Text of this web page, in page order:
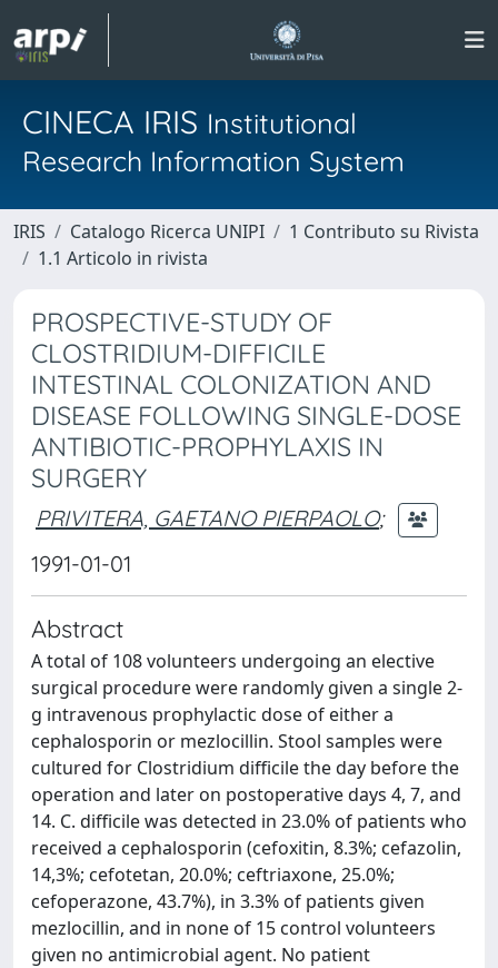
CINECA IRIS Institutional
Research Information System
IRIS Catalogo Ricerca UNIPI
1 Contributo su Rivista
1.1 Articolo in rivista
PROSPECTIVE-STUDY OF
CLOSTRIDIUM-DIFFICILE
INTESTINAL COLONIZATION AND
DISEASE FOLLOWING SINGLE-DOSE
ANTIBIOTIC-PROPHYLAXIS IN
SURGERY
PRIVITERA, GAETANO PIERPAOLO;
1991-01-01
Abstract
A total of 108 volunteers undergoing an elective
surgical procedure were randomly given a single 2-
g intravenous prophylactic dose of either a
cephalosporin or mezlocillin. Stool samples were
cultured for Clostridium difficile the day before the
operation and later on postoperative days 4, 7, and
14. C. difficile was detected in 23.0% of patients who
received a cephalosporin (cefoxitin, 8.3%; cefazolin,
14,3%; cefotetan, 20.0%; ceftriaxone, 25.0%;
cefoperazone, 43.7%), in 3.3% of patients given
mezlocillin, and in none of 15 control volunteers
given no antimicrobial agent. No patient